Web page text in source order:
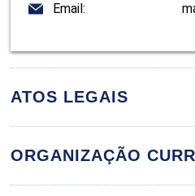
Email:
ATOS LEGAIS
ORGANIZAÇÃO